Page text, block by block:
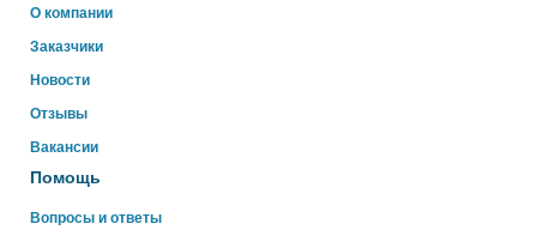
О компании
Заказчики
Новости
Отзывы
Вакансии
Помощь
Вопросы и ответы
Здравствуйте!
Свяжитесь с нами через WhatsApp нажав на кнопку
WhatsApp